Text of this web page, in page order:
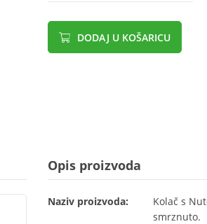
DODAJ U KOŠARICU
Opis proizvoda
Naziv proizvoda:
Kolač s
smrznuto.